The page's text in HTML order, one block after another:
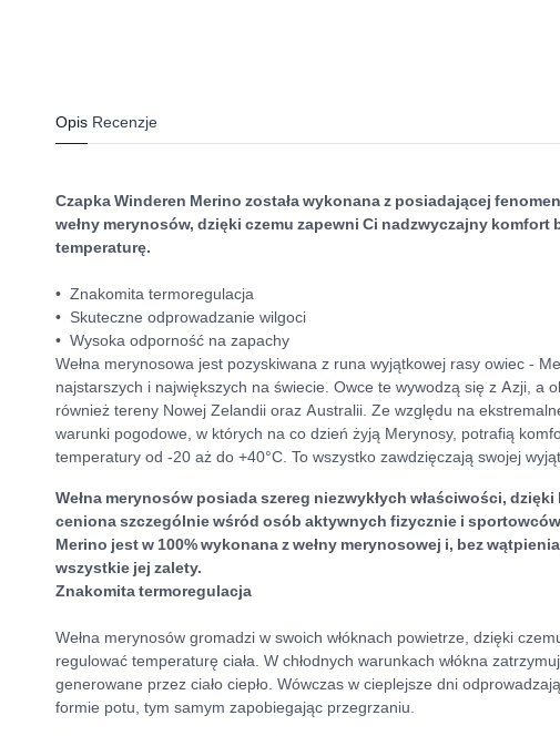
Opis Recenzje
Czapka Winderen Merino została wykonana z posiadającej
wełny merynosów, dzięki czemu zapewni Ci nadzwyczajny komfort
temperaturę.
• Znakomita termoregulacja
• Skuteczne odprowadzanie wilgoci
• Wysoka odporność na zapachy
Wełna merynosowa jest pozyskiwana z runa wyjątkowej rasy owiec -
najstarszych i największych na świecie. Owce te wywodzą się z Azji, a
również tereny Nowej Zelandii oraz Australii. Ze względu na
warunki pogodowe, w których na co dzień żyją Merynosy, potrafią
temperatury od -20 aż do +40°C. To wszystko zawdzięczają swojej
Wełna merynosów posiada szereg niezwykłych właściwości,
ceniona szczególnie wśród osób aktywnych fizycznie i
Merino jest w 100% wykonana z wełny merynosowej i, bez
wszystkie jej zalety.
Znakomita termoregulacja
Wełna merynosów gromadzi w swoich włóknach powietrze, dzięki
regulować temperaturę ciała. W chłodnych warunkach włókna
generowane przez ciało ciepło. Wówczas w cieplejsze dni
formie potu, tym samym zapobiegając przegrzaniu.